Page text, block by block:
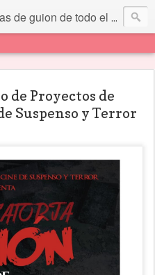
guion de todo el mundo... Y más.
de Proyectos de
Suspenso y Terror